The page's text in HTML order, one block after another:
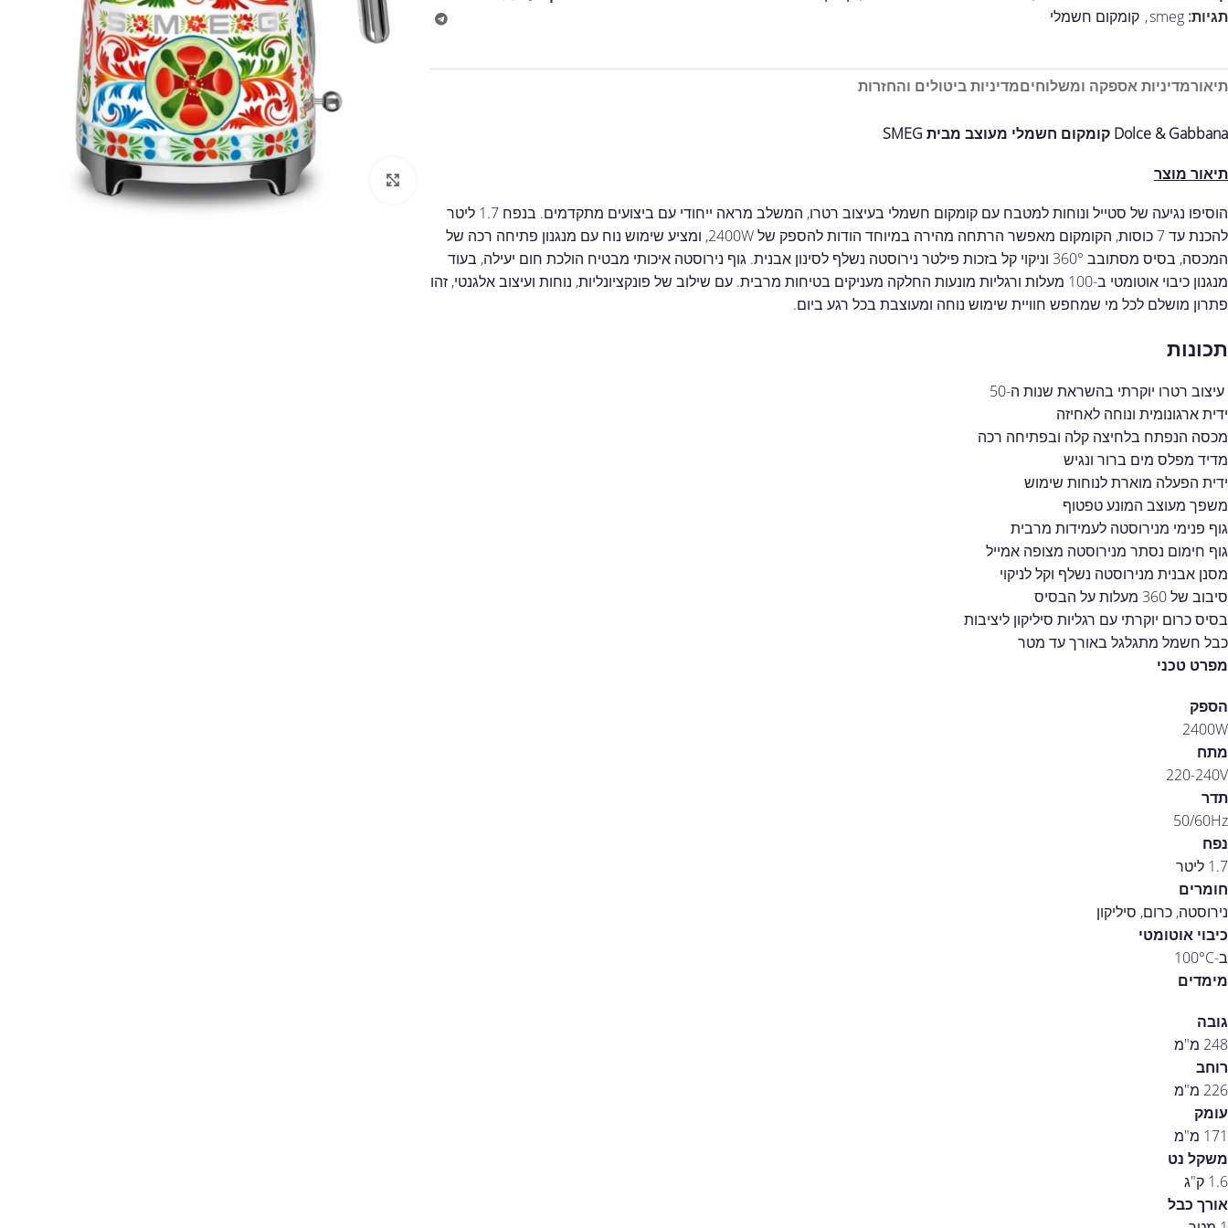
תגיות: smeg
, קומקום חשמלי
תיאורמדיניות אספקה ומשלוחיםמדיניות ביטולים והחזרות
Dolce & Gabbana קומקום חשמלי מעוצב מבית SMEG
תיאור מוצר
הוסיפו נגיעה של סטייל ונוחות למטבח עם קומקום חשמלי בעיצוב רטרו, המשלב מראה ייחודי עם ביצועים מתקדמים. בנפח 1.7 ליטר
להכנת עד 7 כוסות, הקומקום מאפשר הרתחה מהירה במיוחד הודות להספק של 2400W, ומציע שימוש נוח עם מנגנון פתיחה רכה של
המכסה, בסיס מסתובב 360° וניקוי קל בזכות פילטר נירוסטה נשלף לסינון אבנית. גוף נירוסטה איכותי מבטיח הולכת חום יעילה, בעוד
מנגנון כיבוי אוטומטי ב-100 מעלות ורגליות מונעות החלקה מעניקים בטיחות מרבית. עם שילוב של פונקציונליות, נוחות ועיצוב אלגנטי, זהו
פתרון מושלם לכל מי שמחפש חוויית שימוש נוחה ומעוצבת בכל רגע ביום.
תכונות
עיצוב רטרו יוקרתי בהשראת שנות ה-50
ידית ארגונומית ונוחה לאחיזה
מכסה הנפתח בלחיצה קלה ובפתיחה רכה
מדיד מפלס מים ברור ונגיש
ידית הפעלה מוארת לנוחות שימוש
משפך מעוצב המונע טפטוף
גוף פנימי מנירוסטה לעמידות מרבית
גוף חימום נסתר מנירוסטה מצופה אמייל
מסנן אבנית מנירוסטה נשלף וקל לניקוי
סיבוב של 360 מעלות על הבסיס
בסיס כרום יוקרתי עם רגליות סיליקון ליציבות
כבל חשמל מתגלגל באורך עד מטר
מפרט טכני
הספק
2400W
מתח
220-240V
תדר
50/60Hz
נפח
1.7 ליטר
חומרים
נירוסטה, כרום, סיליקון
כיבוי אוטומטי
ב-100°C
מימדים
גובה
248 מ"מ
רוחב
226 מ"מ
עומק
171 מ"מ
משקל נט
1.6 ק"ג
אורך כבל
לחצו להגדלה